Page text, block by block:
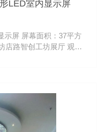
LED室内显示屏
37平方